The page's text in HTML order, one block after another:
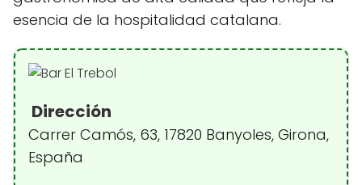
esencia de la hospitalidad catalana.
Dirección
Carrer Camós, 63, 17820 Banyoles, Girona,
España